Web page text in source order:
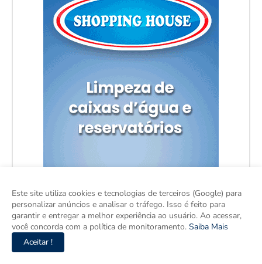
Este site utiliza cookies e tecnologias de terceiros (Google) para
personalizar anúncios e analisar o tráfego. Isso é feito para
garantir e entregar a melhor experiência ao usuário. Ao acessar,
você concorda com a política de monitoramento. Saiba Mais
Aceitar !